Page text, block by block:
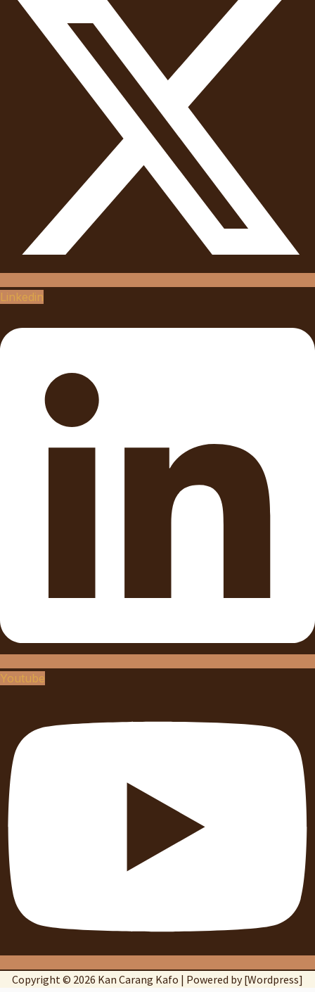
Linkedin
Youtube
Copyright © 2026 Kan Carang Kafo | Powered by [Wordpress]